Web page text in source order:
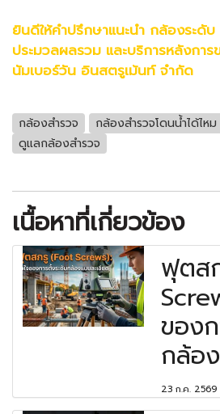
ยินดีให้คำปรึกษาแนะนำ กล้องระดับ
ประมวลผลรวม และบริการหลังการ
นัมเบอร์วัน อินสตรูเม้นท์ จำกัด
กล้องสำรวจ กล้องสำรวจโดนน้ำได้ไหม
ดูแลกล้องสำรวจ
เนื้อหาที่เกี่ยวข้อง
ฟุตส
ของ
กล้อ
23 ก.ค. 2569